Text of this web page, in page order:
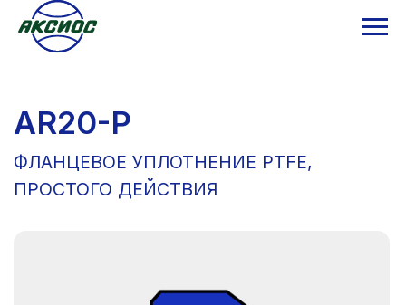
ФЛАНЦЕВОЕ УПЛОТНЕНИЕ PTFE,
ПРОСТОГО ДЕЙСТВИЯ